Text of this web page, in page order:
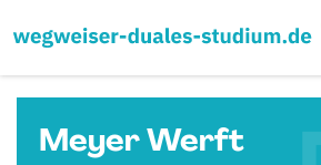
Meyer Werft